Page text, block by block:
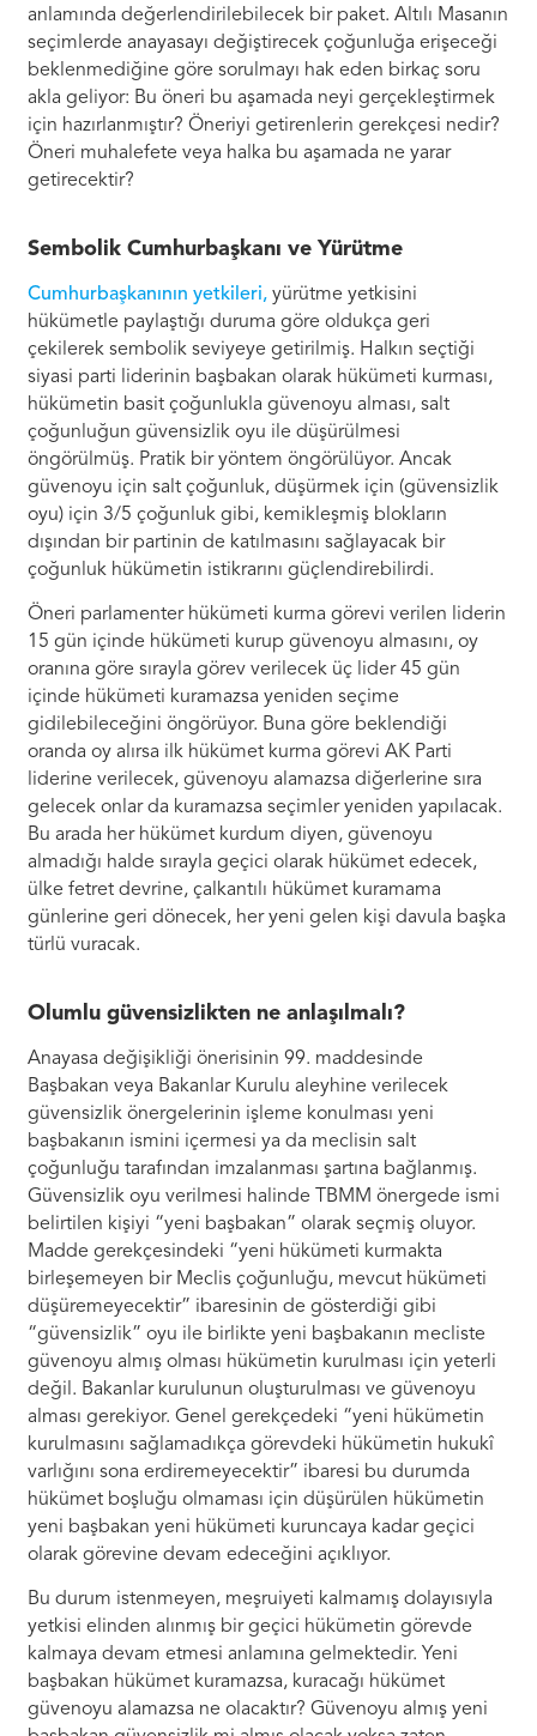
anlamında değerlendirilebilecek bir paket. Altılı Masanın
seçimlerde anayasayı değiştirecek çoğunluğa erişeceği
beklenmediğine göre sorulmayı hak eden birkaç soru
akla geliyor: Bu öneri bu aşamada neyi gerçekleştirmek
için hazırlanmıştır? Öneriyi getirenlerin gerekçesi nedir?
Öneri muhalefete veya halka bu aşamada ne yarar
getirecektir?
Sembolik Cumhurbaşkanı ve Yürütme
Cumhurbaşkanının yetkileri, yürütme yetkisini
hükümetle paylaştığı duruma göre oldukça geri
çekilerek sembolik seviyeye getirilmiş. Halkın seçtiği
siyasi parti liderinin başbakan olarak hükümeti kurması,
hükümetin basit çoğunlukla güvenoyu alması, salt
çoğunluğun güvensizlik oyu ile düşürülmesi
öngörülmüş. Pratik bir yöntem öngörülüyor. Ancak
güvenoyu için salt çoğunluk, düşürmek için (güvensizlik
oyu) için 3/5 çoğunluk gibi, kemikleşmiş blokların
dışından bir partinin de katılmasını sağlayacak bir
çoğunluk hükümetin istikrarını güçlendirebilirdi.
Öneri parlamenter hükümeti kurma görevi verilen liderin
15 gün içinde hükümeti kurup güvenoyu almasını, oy
oranına göre sırayla görev verilecek üç lider 45 gün
içinde hükümeti kuramazsa yeniden seçime
gidilebileceğini öngörüyor. Buna göre beklendiği
oranda oy alırsa ilk hükümet kurma görevi AK Parti
liderine verilecek, güvenoyu alamazsa diğerlerine sıra
gelecek onlar da kuramazsa seçimler yeniden yapılacak.
Bu arada her hükümet kurdum diyen, güvenoyu
almadığı halde sırayla geçici olarak hükümet edecek,
ülke fetret devrine, çalkantılı hükümet kuramama
günlerine geri dönecek, her yeni gelen kişi davula başka
türlü vuracak.
Olumlu güvensizlikten ne anlaşılmalı?
Anayasa değişikliği önerisinin 99. maddesinde
Başbakan veya Bakanlar Kurulu aleyhine verilecek
güvensizlik önergelerinin işleme konulması yeni
başbakanın ismini içermesi ya da meclisin salt
çoğunluğu tarafından imzalanması şartına bağlanmış.
Güvensizlik oyu verilmesi halinde TBMM önergede ismi
belirtilen kişiyi “yeni başbakan” olarak seçmiş oluyor.
Madde gerekçesindeki “yeni hükümeti kurmakta
birleşemeyen bir Meclis çoğunluğu, mevcut hükümeti
düşüremeyecektir” ibaresinin de gösterdiği gibi
“güvensizlik” oyu ile birlikte yeni başbakanın mecliste
güvenoyu almış olması hükümetin kurulması için yeterli
değil. Bakanlar kurulunun oluşturulması ve güvenoyu
alması gerekiyor. Genel gerekçedeki “yeni hükümetin
kurulmasını sağlamadıkça görevdeki hükümetin hukukî
varlığını sona erdiremeyecektir” ibaresi bu durumda
hükümet boşluğu olmaması için düşürülen hükümetin
yeni başbakan yeni hükümeti kuruncaya kadar geçici
olarak görevine devam edeceğini açıklıyor.
Bu durum istenmeyen, meşruiyeti kalmamış dolayısıyla
yetkisi elinden alınmış bir geçici hükümetin görevde
kalmaya devam etmesi anlamına gelmektedir. Yeni
başbakan hükümet kuramazsa, kuracağı hükümet
güvenoyu alamazsa ne olacaktır? Güvenoyu almış yeni